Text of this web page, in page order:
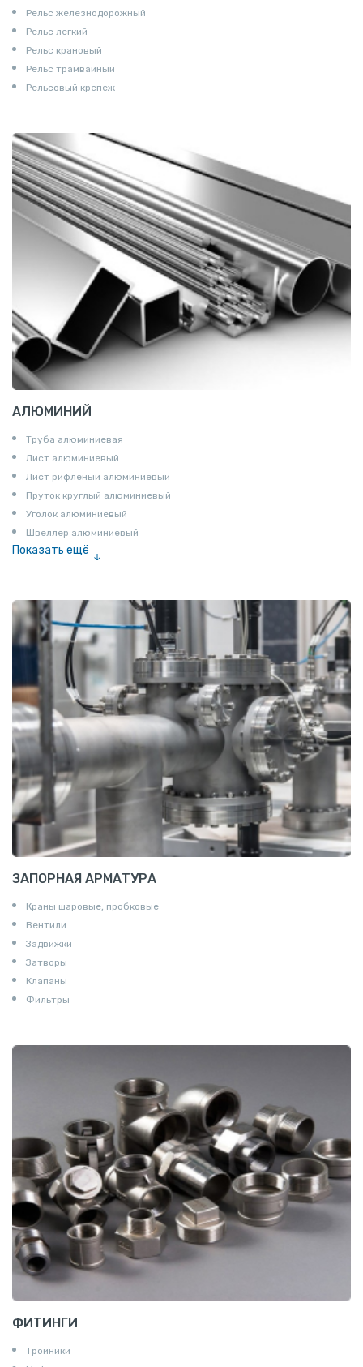
Рельс железнодорожный
Рельс легкий
Рельс крановый
Рельс трамвайный
Рельсовый крепеж
АЛЮМИНИЙ
Труба алюминиевая
Лист алюминиевый
Лист рифленый алюминиевый
Пруток круглый алюминиевый
Уголок алюминиевый
Швеллер алюминиевый
Показать ещё
Шина электротехническая
Алюминиевая плита
Z профиль алюминиевый
Т профиль алюминиевый
Пруток квадратный алюминиевый
Полоса алюминиевая
Пруток шестигранный алюминиевый
ЗАПОРНАЯ АРМАТУРА
Краны шаровые, пробковые
Вентили
Задвижки
Затворы
Клапаны
Фильтры
ФИТИНГИ
Тройники